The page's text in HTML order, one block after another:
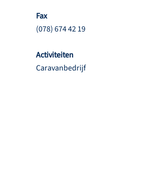
Fax
(078) 674 42 19
Activiteiten
Caravanbedrijf